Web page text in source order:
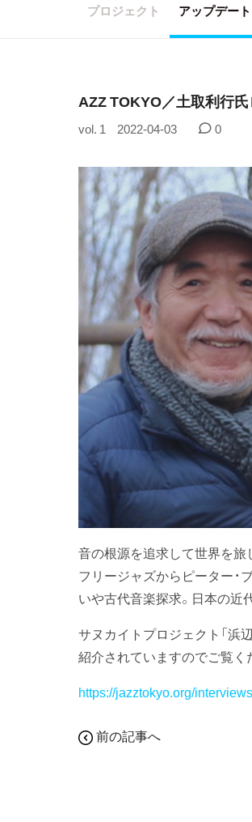
プロジェクト アップデート
AZZ TOKYO／土取利行
vol. 1 2022-04-03 0
音の根源を追求して世界を旅
フリージャズからピーター・
いや古代音楽探求。日本の近
サヌカイトプロジェクト「浜
紹介されていますのでご覧く
https://jazztokyo.org/
前の記事へ